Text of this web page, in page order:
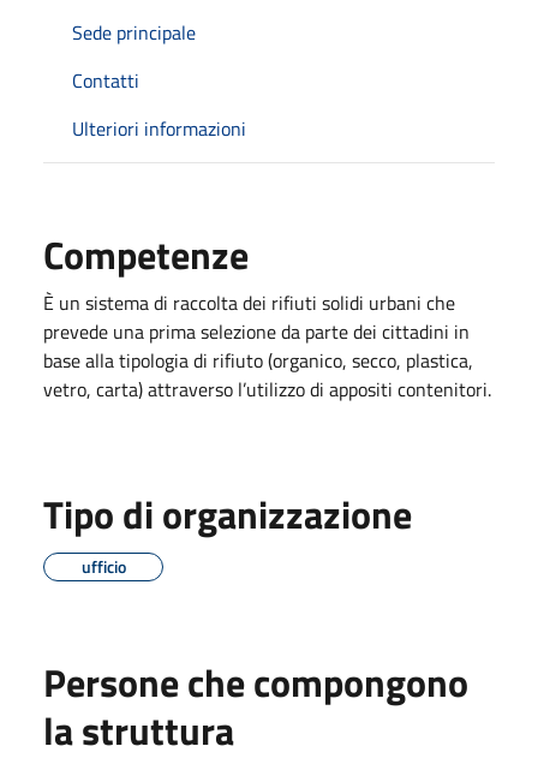
Sede principale
Contatti
Ulteriori informazioni
Competenze
È un sistema di raccolta dei rifiuti solidi urbani che
prevede una prima selezione da parte dei cittadini in
base alla tipologia di rifiuto (organico, secco, plastica,
vetro, carta) attraverso l’utilizzo di appositi contenitori.
Tipo di organizzazione
ufficio
Persone che compongono
la struttura